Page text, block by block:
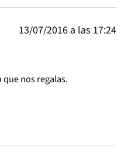
13/07/2016 a las 17:24
nos regalas.